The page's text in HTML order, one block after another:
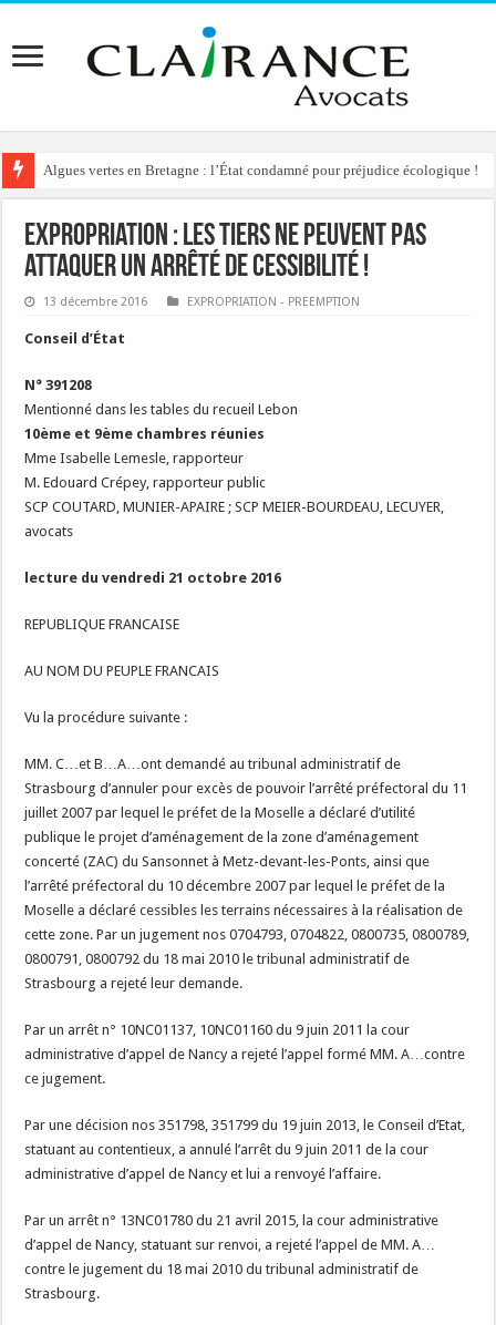
Algues vertes en Bretagne : l’État condamné pour préjudice écologique !
Expropriation : les tiers ne peuvent pas
attaquer un arrêté de cessibilité !
13 décembre 2016 EXPROPRIATION - PREEMPTION
Conseil d’État
N° 391208
Mentionné dans les tables du recueil Lebon
10ème et 9ème chambres réunies
Mme Isabelle Lemesle, rapporteur
M. Edouard Crépey, rapporteur public
SCP COUTARD, MUNIER-APAIRE ; SCP MEIER-BOURDEAU, LECUYER,
avocats
lecture du vendredi 21 octobre 2016
REPUBLIQUE FRANCAISE
AU NOM DU PEUPLE FRANCAIS
Vu la procédure suivante :
MM. C…et B…A…ont demandé au tribunal administratif de
Strasbourg d’annuler pour excès de pouvoir l’arrêté préfectoral du 11
juillet 2007 par lequel le préfet de la Moselle a déclaré d’utilité
publique le projet d’aménagement de la zone d’aménagement
concerté (ZAC) du Sansonnet à Metz-devant-les-Ponts, ainsi que
l’arrêté préfectoral du 10 décembre 2007 par lequel le préfet de la
Moselle a déclaré cessibles les terrains nécessaires à la réalisation de
cette zone. Par un jugement nos 0704793, 0704822, 0800735, 0800789,
0800791, 0800792 du 18 mai 2010 le tribunal administratif de
Strasbourg a rejeté leur demande.
Par un arrêt n° 10NC01137, 10NC01160 du 9 juin 2011 la cour
administrative d’appel de Nancy a rejeté l’appel formé MM. A…contre
ce jugement.
Par une décision nos 351798, 351799 du 19 juin 2013, le Conseil d’Etat,
statuant au contentieux, a annulé l’arrêt du 9 juin 2011 de la cour
administrative d’appel de Nancy et lui a renvoyé l’affaire.
Par un arrêt n° 13NC01780 du 21 avril 2015, la cour administrative
d’appel de Nancy, statuant sur renvoi, a rejeté l’appel de MM. A…
contre le jugement du 18 mai 2010 du tribunal administratif de
Strasbourg.